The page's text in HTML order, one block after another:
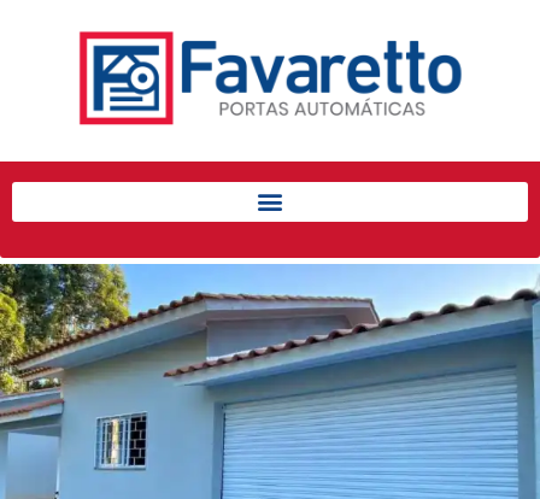
Início
Produtos
Porta de Enrolar Automática
Automatizadores
Acessórios Para Portas de
Enrolar
Pintura eletrostática
Portfólio